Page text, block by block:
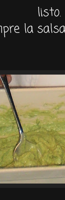
listo.
la